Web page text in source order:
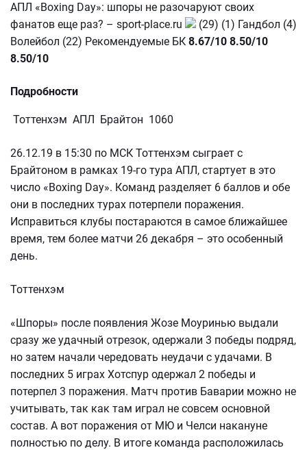
АПЛ «Boxing Day»: шпоры не разочаруют своих
фанатов еще раз? – sport-place.ru
(29) (1) Гандбол (4)
Волейбол (22) Рекомендуемые БК 8.67/10 8.50/10
8.50/10
Подробности
Тоттенхэм АПЛ Брайтон 1060
26.12.19 в 15:30 по МСК Тоттенхэм сыграет с
Брайтоном в рамках 19-го тура АПЛ, стартует в это
число «Boxing Day». Команд разделяет 6 баллов и обе
они в последних турах потерпели поражения.
Исправиться клубы постараются в самое ближайшее
время, тем более матчи 26 декабря – это особенный
день.
Тоттенхэм
«Шпоры» после появления Жозе Моуринью выдали
сразу же удачный отрезок, одержали 3 победы подряд,
но затем начали чередовать неудачи с удачами. В
последних 5 играх Хотспур одержал 2 победы и
потерпел 3 поражения. Матч против Баварии можно не
учитывать, так как там играл не совсем основной
состав. А вот поражения от МЮ и Челси накануне
полностью по делу. В итоге команда расположилась